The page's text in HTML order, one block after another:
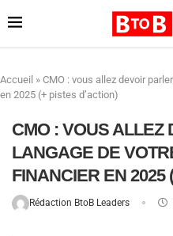
Accueil » CMO : vous allez devoir
en 2025 (+ pistes d’action)
CMO : VOUS ALLEZ
LANGAGE DE
FINANCIER EN 2025
Rédaction BtoB Leaders